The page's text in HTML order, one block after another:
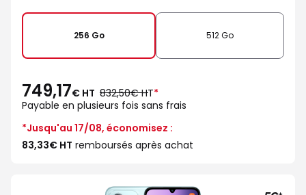
256 Go 512 Go
749,17€ HT au
lieu
de
832,50€ HT*
Payable en plusieurs fois sans frais
*Jusqu'au 17/08, économisez :
83,33€ HT remboursés après achat